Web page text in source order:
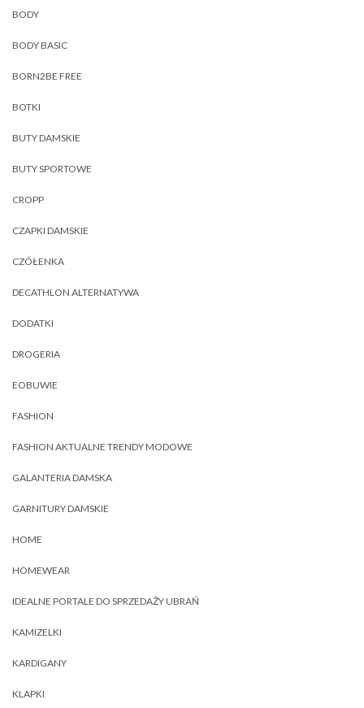
BODY
BODY BASIC
BORN2BE FREE
BOTKI
BUTY DAMSKIE
BUTY SPORTOWE
CROPP
CZAPKI DAMSKIE
CZÓŁENKA
DECATHLON ALTERNATYWA
DODATKI
DROGERIA
EOBUWIE
FASHION
FASHION AKTUALNE TRENDY MODOWE
GALANTERIA DAMSKA
GARNITURY DAMSKIE
HOME
HOMEWEAR
IDEALNE PORTALE DO SPRZEDAŻY UBRAŃ
KAMIZELKI
KARDIGANY
KLAPKI